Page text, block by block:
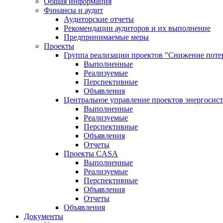
Финансы и аудит
Аудиторские отчеты
Рекомендации аудиторов и их выполнение
Предпринимаемые меры
Проекты
Группа реализации проектов "Снижение
Выполненные
Реализуемые
Перспективные
Объявления
Центральное управление проектов
Выполненные
Реализуемые
Перспективные
Объявления
Отчеты
Проекты CASA
Выполненные
Реализуемые
Перспективные
Объявления
Отчеты
Объявления
Документы